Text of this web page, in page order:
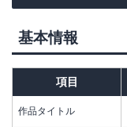
基本情報
項目
作品タイトル